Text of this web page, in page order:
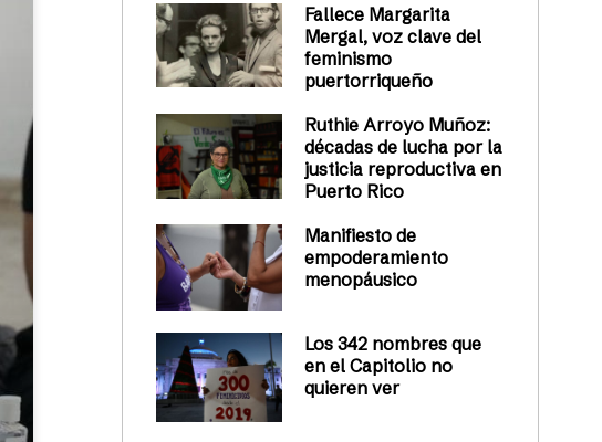
Fallece Margarita
Mergal, voz clave del
feminismo
puertorriqueño
Ruthie Arroyo Muñoz:
décadas de lucha por la
justicia reproductiva en
Puerto Rico
Manifiesto de
empoderamiento
menopáusico
Los 342 nombres que
en el Capitolio no
quieren ver